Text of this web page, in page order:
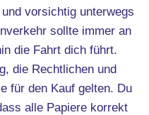
vorsichtig unterwegs
sollte immer an
die Fahrt dich führt.
die Rechtlichen und
für den Kauf gelten. Du
alle Papiere korrekt